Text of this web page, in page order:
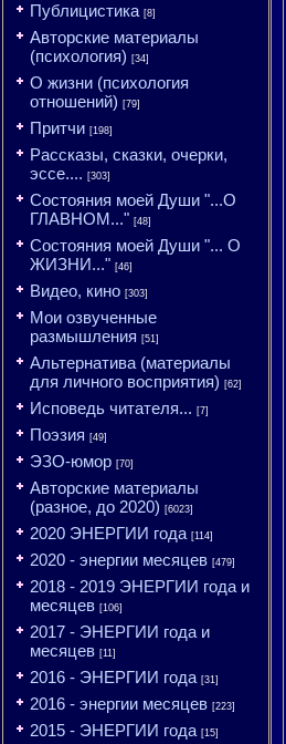
Публицистика [8]
Авторские материалы
(психология) [34]
О жизни (психология
отношений) [79]
Притчи [198]
Рассказы, сказки, очерки,
эссе.... [303]
Состояния моей Души "...О
ГЛАВНОМ..." [48]
Состояния моей Души "... О
ЖИЗНИ..." [46]
Видео, кино [303]
Мои озвученные
размышления [51]
Альтернатива (материалы
для личного восприятия) [62]
Исповедь читателя... [7]
Поэзия [49]
ЭЗО-юмор [70]
Авторские материалы
(разное, до 2020) [6023]
2020 ЭНЕРГИИ года [114]
2020 - энергии месяцев [479]
2018 - 2019 ЭНЕРГИИ года и
месяцев [106]
2017 - ЭНЕРГИИ года и
месяцев [11]
2016 - ЭНЕРГИИ года [31]
2016 - энергии месяцев [223]
2015 - ЭНЕРГИИ года [15]